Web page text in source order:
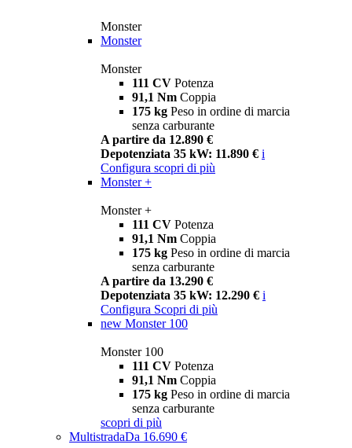
Monster
Monster
Monster
111 CV Potenza
91,1 Nm Coppia
175 kg Peso in ordine di marcia
senza carburante
A partire da 12.890 €
Depotenziata 35 kW: 11.890 € i
Configura scopri di più
Monster +
Monster +
111 CV Potenza
91,1 Nm Coppia
175 kg Peso in ordine di marcia
senza carburante
A partire da 13.290 €
Depotenziata 35 kW: 12.290 € i
Configura Scopri di più
new Monster 100
Monster 100
111 CV Potenza
91,1 Nm Coppia
175 kg Peso in ordine di marcia
senza carburante
scopri di più
MultistradaDa 16.690 €